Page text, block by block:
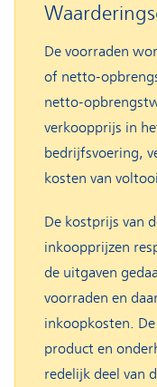
De voorraden
of netto-
netto-
verkoopprijs in
bedrijfsvoering,
kosten van
De kostprijs van
inkoopprijzen
de uitgaven
voorraden en
inkoopkosten.
product en
redelijk deel van